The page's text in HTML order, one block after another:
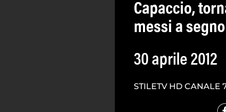
Capaccio,
messi a
30 aprile 2012
STILETV HD CANALE